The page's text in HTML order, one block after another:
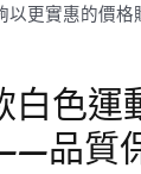
以更實惠的價
白色運
品質